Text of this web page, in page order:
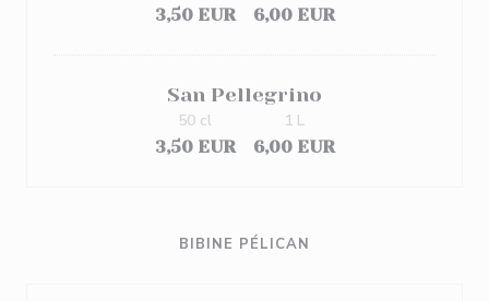
3,50 EUR
6,00 EUR
San Pellegrino
3,50 EUR
50 cl
6,00 EUR
1 L
BIBINE PÉLICAN